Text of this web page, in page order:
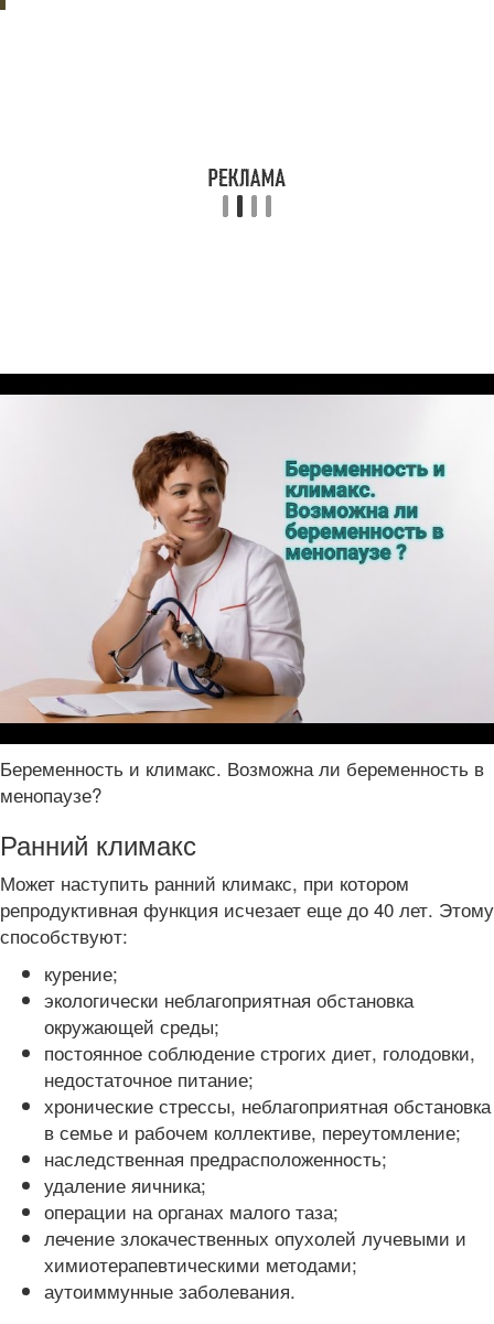
Беременность и климакс. Возможна ли беременность в
менопаузе?
Ранний климакс
Может наступить ранний климакс, при котором
репродуктивная функция исчезает еще до 40 лет. Этому
способствуют:
курение;
экологически неблагоприятная обстановка
окружающей среды;
постоянное соблюдение строгих диет, голодовки,
недостаточное питание;
хронические стрессы, неблагоприятная обстановка
в семье и рабочем коллективе, переутомление;
наследственная предрасположенность;
удаление яичника;
операции на органах малого таза;
лечение злокачественных опухолей лучевыми и
химиотерапевтическими методами;
аутоиммунные заболевания.